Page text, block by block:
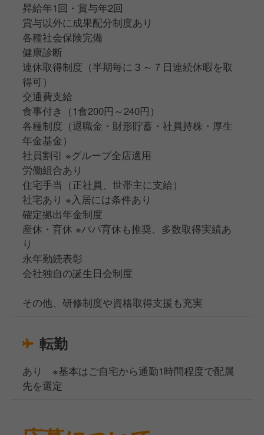
昇給年1回・賞与年2回
賞与以外に成果配分制度あり
各種社会保険完備
健康診断
連休取得制度（半期毎に３～７日連続休暇を取
得可）
交通費支給
食事付き（1食200円～240円）
各種制度（退職金・財形貯蓄・社員持株・厚生
年金基金）
社員割引 ※グループ全店適用
労働組合あり
住宅手当（正社員、世帯主に支給）
社宅あり ※入居には条件あり
確定拠出年金制度
産休・育休 ※パパ育休も推奨、多数取得実績あ
り
永年勤続表彰
会社独自の誕生日会制度
その他、研修制度や資格取得支援も充実
転勤
あり ※基本はご自宅から通勤1時間程度で配属
先を選定